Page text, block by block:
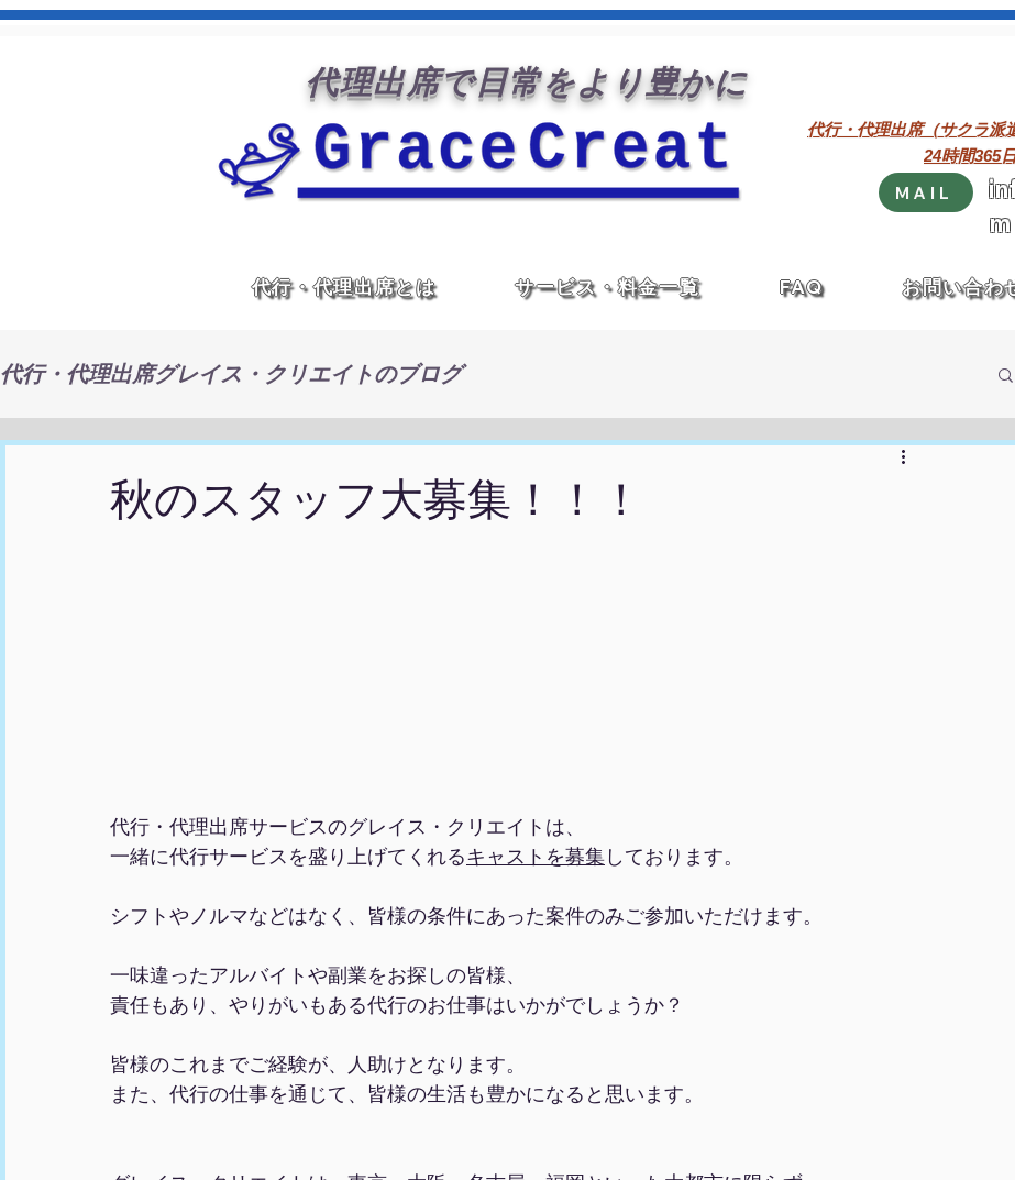
代理出席で日常をより豊かに
24時間365
代行・代理出席（サクラ派
MAIL
m
代行・代理出席とは サービス・料金一覧 FAQ お問い合わ
代行・代理出席グレイス・クリエイトのブログ
秋のスタッフ大募集！！！
代行・代理出席サービスのグレイス・クリエイトは、
一緒に代行サービスを盛り上げてくれるキャストを募集しております。
シフトやノルマなどはなく、皆様の条件にあった案件のみご参加いただけます。
一味違ったアルバイトや副業をお探しの皆様、
責任もあり、やりがいもある代行のお仕事はいかがでしょうか？
皆様のこれまでご経験が、人助けとなります。
また、代行の仕事を通じて、皆様の生活も豊かになると思います。